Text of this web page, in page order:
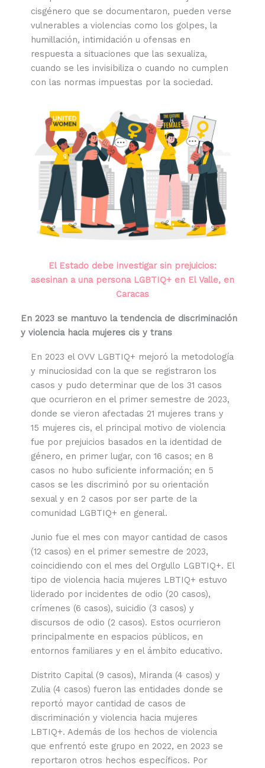
cisgénero que se documentaron, pueden verse
vulnerables a violencias como los golpes, la
humillación, intimidación u ofensas en
respuesta a situaciones que las sexualiza,
cuando se les invisibiliza o cuando no cumplen
con las normas impuestas por la sociedad.
El Estado debe investigar sin prejuicios:
asesinan a una persona LGBTIQ+ en El Valle, en
Caracas
En 2023 se mantuvo la tendencia de discriminación
y violencia hacia mujeres cis y trans
En 2023 el OVV LGBTIQ+ mejoró la metodología
y minuciosidad con la que se registraron los
casos y pudo determinar que de los 31 casos
que ocurrieron en el primer semestre de 2023,
donde se vieron afectadas 21 mujeres trans y
15 mujeres cis, el principal motivo de violencia
fue por prejuicios basados en la identidad de
género, en primer lugar, con 16 casos; en 8
casos no hubo suficiente información; en 5
casos se les discriminó por su orientación
sexual y en 2 casos por ser parte de la
comunidad LGBTIQ+ en general.
Junio fue el mes con mayor cantidad de casos
(12 casos) en el primer semestre de 2023,
coincidiendo con el mes del Orgullo LGBTIQ+. El
tipo de violencia hacia mujeres LBTIQ+ estuvo
liderado por incidentes de odio (20 casos),
crímenes (6 casos), suicidio (3 casos) y
discursos de odio (2 casos). Estos ocurrieron
principalmente en espacios públicos, en
entornos familiares y en el ámbito educativo.
Distrito Capital (9 casos), Miranda (4 casos) y
Zulia (4 casos) fueron las entidades donde se
reportó mayor cantidad de casos de
discriminación y violencia hacia mujeres
LBTIQ+. Además de los hechos de violencia
que enfrentó este grupo en 2022, en 2023 se
reportaron otros hechos específicos. Por